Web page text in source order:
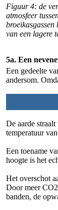
Figuur 4: de
atmosfeer
van een lagere
5a. Een
Een gedeelte
andersom.
De aarde
temperatuur
Een toename
hoogte is het
Het overschot
Door meer
banden, de